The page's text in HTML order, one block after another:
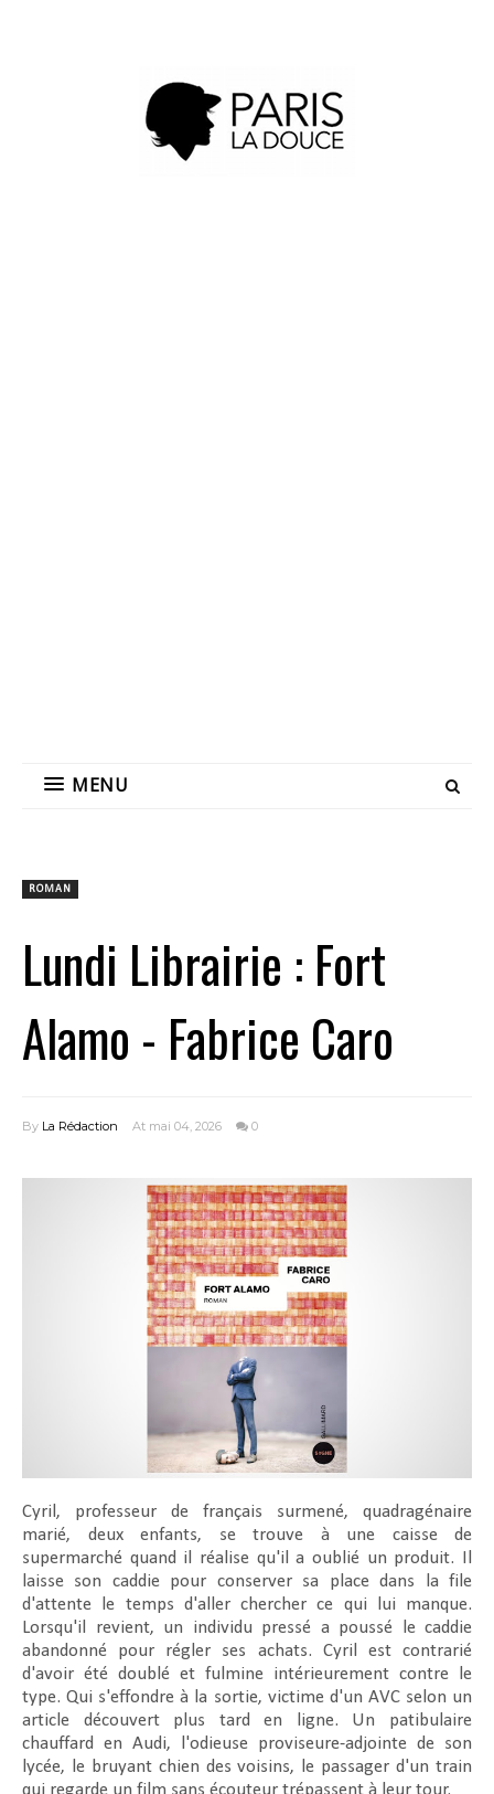
MENU
ROMAN
Lundi Librairie : Fort
Alamo - Fabrice Caro
By La Rédaction At mai 04, 2026 0
Cyril, professeur de français surmené, quadragénaire
marié, deux enfants, se trouve à une caisse de
supermarché quand il réalise qu'il a oublié un produit. Il
laisse son caddie pour conserver sa place dans la file
d'attente le temps d'aller chercher ce qui lui manque.
Lorsqu'il revient, un individu pressé a poussé le caddie
abandonné pour régler ses achats. Cyril est contrarié
d'avoir été doublé et fulmine intérieurement contre le
type. Qui s'effondre à la sortie, victime d'un AVC selon un
article découvert plus tard en ligne. Un patibulaire
chauffard en Audi, l'odieuse proviseure-adjointe de son
lycée, le bruyant chien des voisins, le passager d'un train
qui regarde un film sans écouteur trépassent à leur tour.